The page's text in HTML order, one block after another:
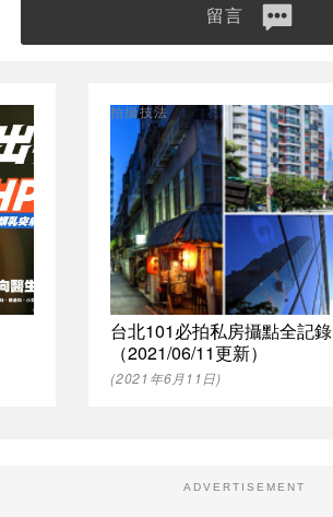
留言
台北101必拍私房攝點全記錄
（2021/06/11更新）
拍攝技法
(2021年6月11日)
ADVERTISEMENT